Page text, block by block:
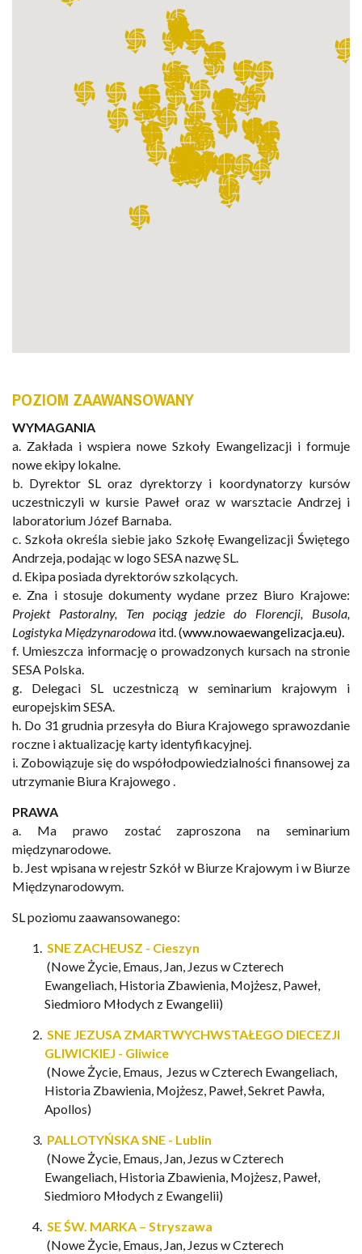
POZIOM ZAAWANSOWANY
WYMAGANIA
a. Zakłada i wspiera nowe Szkoły Ewangelizacji i formuje
noweekipy lokalne.
b. Dyrektor SL oraz dyrektorzy i koordynatorzy kursów
uczestniczyli w kursie Paweł oraz w warsztacie Andrzej i
laboratorium Józef Barnaba.
c. Szkoła określa siebie jako Szkołę Ewangelizacji Świętego
Andrzeja, podając w logo SESA nazwęSL.
d. Ekipaposiadadyrektorówszkolących.
e. Zna i stosuje dokumenty wydane przez Biuro Krajowe:
Projekt Pastoralny, Ten pociąg jedzie do Florencji,
Busola,
Logistyka Międzynarodowa itd. (www.nowaewangelizacja.eu).
f. Umieszcza informację o prowadzonych kursach na stronie
SESA Polska.
g. Delegaci SL uczestniczą w seminarium krajowym
i
europejskimSESA.
h. Do 31 grudnia przesyła do Biura Krajowego sprawozdanie
roczne iaktualizację karty identyfikacyjnej.
i. Zobowiązuje się do współodpowiedzialności finansowej za
utrzymanie Biura Krajowego
PRAWA
a. Ma prawo zostać zaproszona na
seminarium
międzynarodowe.
b. Jest wpisanawrejestrSzkół w Biurze Krajowym iw Biurze
Międzynarodowym.
SL poziomu zaawansowanego:
SNE ZACHEUSZ - Cieszyn
(Nowe Życie, Emaus, Jan, Jezus w Czterech
Ewangeliach , Historia Zbawienia, Mojżesz, Paweł,
Siedmioro Młodych z Ewangelii)
SNE JEZUSA ZMARTWYCHWSTAŁEGO DIECEZJI
GLIWICKIEJ - Gliwice
(Nowe Życie, Emaus,
Jezus w Czterech Ewangeliach
Historia Zbawienia, Mojżesz, Paweł, Sekret Pawła,
Apollos)
PALLOTYŃSKA SNE - Lublin
(Nowe Życie, Emaus, Jan, Jezus w Czterech
Ewangeliach , Historia Zbawienia, Mojżesz, Paweł,
Siedmioro Młodych z Ewangelii)
SE ŚW. MARKA – Stryszawa
(Nowe Życie, Emaus, Jan, Jezus w Czterech